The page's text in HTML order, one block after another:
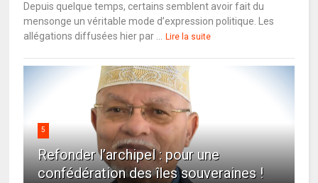
Depuis quelque temps, certains semblent avoir fait du
mensonge un véritable mode d’expression politique. Les
allégations diffusées hier par ...
Lire la suite
5
Refonder l’archipel : pour une
confédération des îles souveraines !